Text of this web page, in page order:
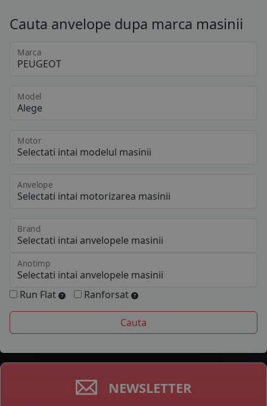
Cauta anvelope dupa marca masinii
Marca
Model
Motor
Anvelope
Brand
Anotimp
Run Flat Ranforsat
NEWSLETTER